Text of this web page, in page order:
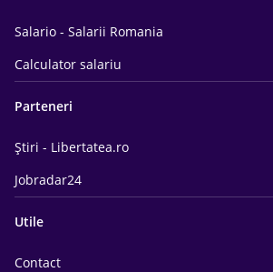
Salario - Salarii Romania
Calculator salariu
Parteneri
Știri - Libertatea.ro
Jobradar24
Utile
Contact